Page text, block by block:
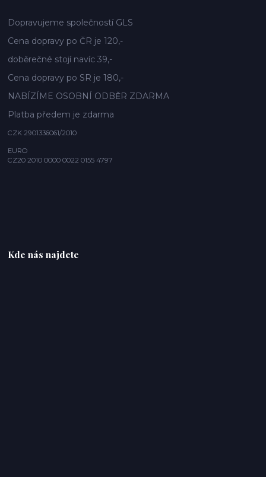
Dopravujeme společností GLS
Cena dopravy po ČR je 120,-
doběrečné stojí navíc 39,-
Cena dopravy po SR je 180,-
NABÍZÍME OSOBNÍ ODBĚR ZDARMA
Platba předem je zdarma
CZK 2901336061/2010
EURO
CZ20 2010 0000 0022 0155 4797
Kde nás najdete